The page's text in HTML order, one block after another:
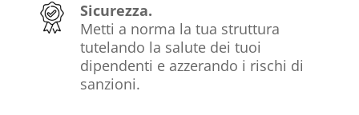
Sicurezza.
Metti a norma la tua struttura
tutelando la salute dei tuoi
dipendenti e azzerando i rischi di
sanzioni.